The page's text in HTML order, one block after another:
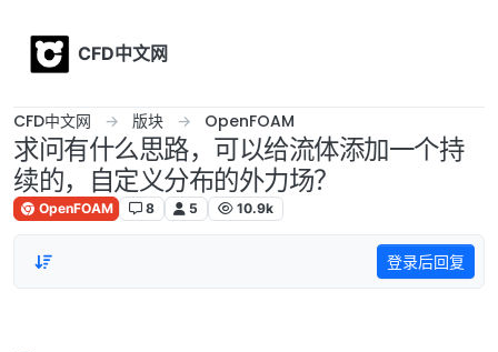
CFD中文网
CFD中文网 版块 OpenFOAM
求问有什么思路，可以给流体添加一个持
续的，自定义分布的外力场？
OpenFOAM 8 5 10.9k
登录后回复